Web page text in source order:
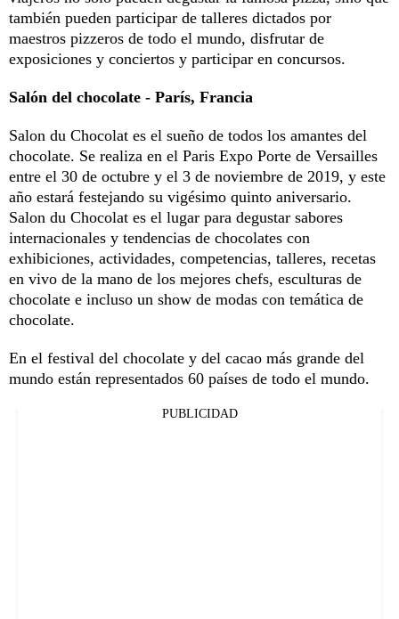
también pueden participar de talleres dictados por
maestros pizzeros de todo el mundo, disfrutar de
exposiciones y conciertos y participar en concursos.
Salón del chocolate - París, Francia
Salon du Chocolat es el sueño de todos los amantes del
chocolate. Se realiza en el Paris Expo Porte de Versailles
entre el 30 de octubre y el 3 de noviembre de 2019, y este
año estará festejando su vigésimo quinto aniversario.
Salon du Chocolat es el lugar para degustar sabores
internacionales y tendencias de chocolates con
exhibiciones, actividades, competencias, talleres, recetas
en vivo de la mano de los mejores chefs, esculturas de
chocolate e incluso un show de modas con temática de
chocolate.
En el festival del chocolate y del cacao más grande del
mundo están representados 60 países de todo el mundo.
PUBLICIDAD